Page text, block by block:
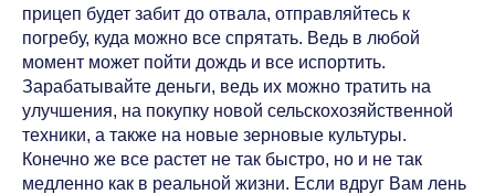
прицеп будет забит до отвала, отправляйтесь к
погребу, куда можно все спрятать. Ведь в любой
момент может пойти дождь и все испортить.
Зарабатывайте деньги, ведь их можно тратить на
улучшения, на покупку новой сельскохозяйственной
техники, а также на новые зерновые культуры.
Конечно же все растет не так быстро, но и не так
медленно как в реальной жизни. Если вдруг Вам лень